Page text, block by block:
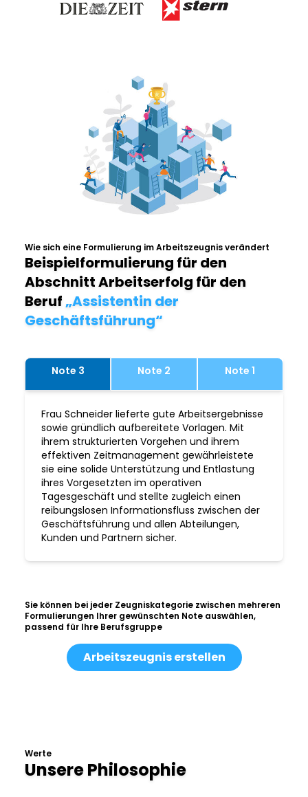
Wie sich eine Formulierung im Arbeitszeugnis verändert
Beispielformulierung für den
Abschnitt Arbeitserfolg für den
Beruf„Assistentin der
Geschäftsführung“
Note 3 Note 2 Note 1
Frau Schneider lieferte gute Arbeitsergebnisse
sowie gründlich aufbereitete Vorlagen. Mit
ihrem strukturierten Vorgehen und ihrem
effektiven Zeitmanagement gewährleistete
sie eine solide Unterstützung und Entlastung
ihres Vorgesetzten im operativen
Tagesgeschäft und stellte zugleich einen
reibungslosen Informationsfluss zwischen der
Geschäftsführung und allen Abteilungen,
Kunden und Partnern sicher.
Sie können bei jeder Zeugniskategorie zwischen mehreren
Formulierungen Ihrer gewünschten Note auswählen,
passend für Ihre Berufsgruppe
Arbeitszeugnis erstellen
Werte
Unsere Philosophie